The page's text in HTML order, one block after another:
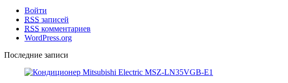
Войти
RSS записей
RSS комментариев
WordPress.org
Последние записи